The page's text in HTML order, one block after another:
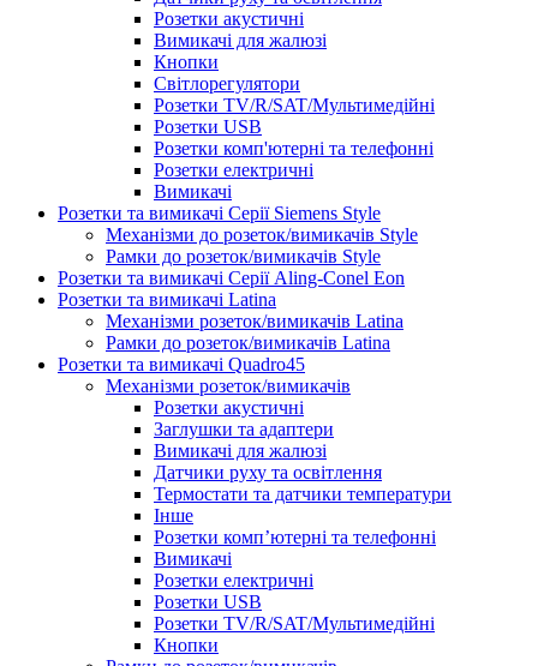
Розетки акустичні
Вимикачі для жалюзі
Кнопки
Світлорегулятори
Розетки TV/R/SAT/Мультимедійні
Розетки USB
Розетки комп'ютерні та телефонні
Розетки електричні
Вимикачі
Розетки та вимикачі Серії Siemens Style
Механізми до розеток/вимикачів Style
Рамки до розеток/вимикачів Style
Розетки та вимикачі Серії Aling-Conel Eon
Розетки та вимикачі Latina
Механізми розеток/вимикачів Latina
Рамки до розеток/вимикачів Latina
Розетки та вимикачі Quadro45
Механізми розеток/вимикачів
Розетки акустичні
Заглушки та адаптери
Вимикачі для жалюзі
Датчики руху та освітлення
Термостати та датчики температури
Інше
Розетки комп’ютерні та телефонні
Вимикачі
Розетки електричні
Розетки USB
Розетки TV/R/SAT/Мультимедійні
Кнопки